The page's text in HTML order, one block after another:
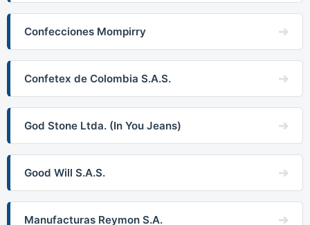
Confecciones Mompirry
Confetex de Colombia S.A.S.
God Stone Ltda. (In You Jeans)
Good Will S.A.S.
Manufacturas Reymon S.A.